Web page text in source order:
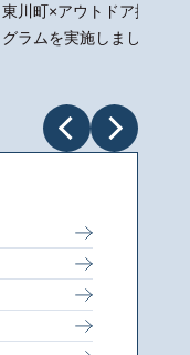
東川町×アウトドア探究b
グラムを実施しました